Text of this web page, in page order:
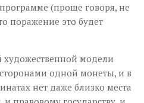
(проще говоря, не
поражение это будет
художественной модели
одной монеты, и в
нет даже близко места